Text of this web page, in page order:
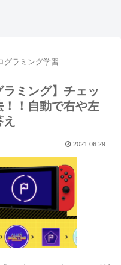
グラミング学習
ラミング】チェッ
！自動で右や左
2021.06.29